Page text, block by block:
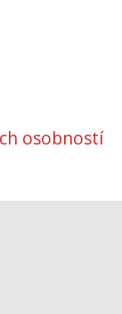
osobností